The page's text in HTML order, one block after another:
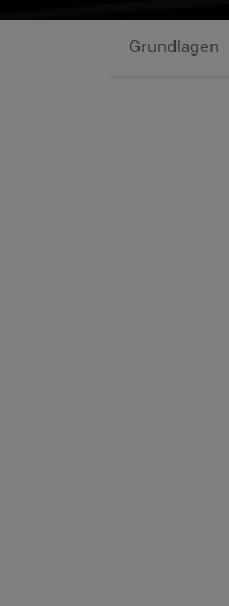
Grundlagen